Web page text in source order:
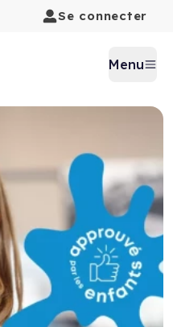
Se connecter
Menu